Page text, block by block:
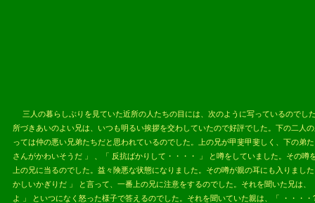
三人の暮らしぶりを見ていた近所の人たちの目には、次のように写っているのでし
所づきあいのよい兄は、いつも明るい挨拶を交わしていたので好評でした。下の二
っては仲の悪い兄弟たちだと思われているのでした。上の兄が甲斐甲斐しく、下の
さんがかわいそうだ 」 、「 反抗ばかりして・・・・ 」 と噂をしていました。その
上の兄に当るのでした。益々険悪な状態になりました。その噂が親の耳にも入りま
かしいかぎりだ 」 と言って、一番上の兄に注意をするのでした。それを聞いた兄は
よ 」 といつになく怒った様子で答えるのでした。それを聞いていた親は、「 ・・・